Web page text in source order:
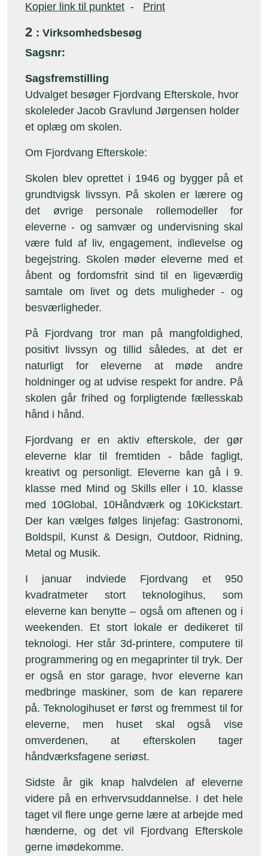
Kopier link til punktet - Print
2 : Virksomhedsbesøg
Sagsnr:
Sagsfremstilling
Udvalget besøger Fjordvang Efterskole, hvor
skoleleder Jacob Gravlund Jørgensen holder
et oplæg om skolen.
Om Fjordvang Efterskole:
Skolen blev oprettet i 1946 og bygger på et
grundtvigsk livssyn. På skolen er lærere og
det øvrige personale rollemodeller for
eleverne - og samvær og undervisning skal
være fuld af liv, engagement, indlevelse og
begejstring. Skolen møder eleverne med et
åbent og fordomsfrit sind til en ligeværdig
samtale om livet og dets muligheder - og
besværligheder.
På Fjordvang tror man på mangfoldighed,
positivt livssyn og tillid således, at det er
naturligt for eleverne at møde andre
holdninger og at udvise respekt for andre. På
skolen går frihed og forpligtende fællesskab
hånd i hånd.
Fjordvang er en aktiv efterskole, der gør
eleverne klar til fremtiden - både fagligt,
kreativt og personligt. Eleverne kan gå i 9.
klasse med Mind og Skills eller i 10. klasse
med 10Global, 10Håndværk og 10Kickstart.
Der kan vælges følges linjefag: Gastronomi,
Boldspil, Kunst & Design, Outdoor, Ridning,
Metal og Musik.
I januar indviede Fjordvang et 950
kvadratmeter stort teknologihus, som
eleverne kan benytte – også om aftenen og i
weekenden. Et stort lokale er dedikeret til
teknologi. Her står 3d-printere, computere til
programmering og en megaprinter til tryk. Der
er også en stor garage, hvor eleverne kan
medbringe maskiner, som de kan reparere
på. Teknologihuset er først og fremmest til for
eleverne, men huset skal også vise
omverdenen, at efterskolen tager
håndværksfagene seriøst.
Sidste år gik knap halvdelen af eleverne
videre på en erhvervsuddannelse. I det hele
taget vil flere unge gerne lære at arbejde med
hænderne, og det vil Fjordvang Efterskole
gerne imødekomme.